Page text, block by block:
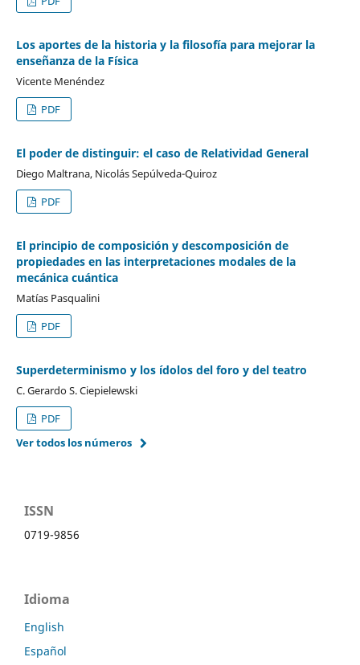
Los aportes de la historia y la filosofía para mejorar la
enseñanza de la Física
Vicente Menéndez
PDF
El poder de distinguir: el caso de Relatividad General
Diego Maltrana, Nicolás Sepúlveda-Quiroz
PDF
El principio de composición y descomposición de
propiedades en las interpretaciones modales de la
mecánica cuántica
Matías Pasqualini
PDF
Superdeterminismo y los ídolos del foro y del teatro
C. Gerardo S. Ciepielewski
PDF
Ver todos los números
ISSN
0719-9856
Idioma
English
Español